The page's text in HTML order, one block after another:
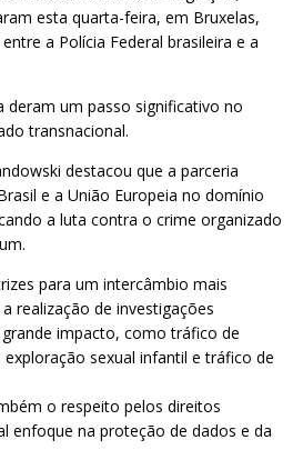
esta quarta-feira, em Bruxelas,
a Polícia Federal brasileira e a
deram um passo significativo no
transnacional.
destacou que a parceria
e a União Europeia no domínio
a luta contra o crime organizado
para um intercâmbio mais
realização de investigações
impacto, como tráfico de
sexual infantil e tráfico de
o respeito pelos direitos
enfoque na proteção de dados e da